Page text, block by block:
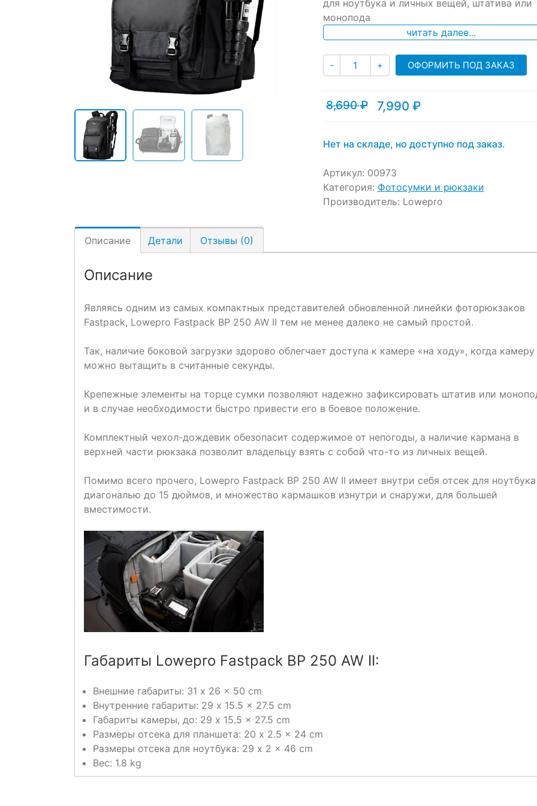
для ноутбука и личных вещей, штатива или
монопода
читать далее...
- Количество
+ ОФОРМИТЬ ПОД ЗАКАЗ
8,690₽
Первоначальная
8,690 ₽.
7,990 ₽
Текущая
Нет на складе, но доступно под заказ.
Артикул: 00973
Категория: Фотосумки и рюкзаки
Производитель: Lowepro
Описание Детали Отзывы (0)
Описание
Являясь одним из самых компактных представителей обновленной линейки фоторюкзаков
Fastpack, Lowepro Fastpack BP 250 AW II тем не менее далеко не самый простой.
Так, наличие боковой загрузки здорово облегчает доступа к камере «на ходу», когда камеру
можно вытащить в считанные секунды.
Крепежные элементы на торце сумки позволяют надежно зафиксировать штатив или
и в случае необходимости быстро привести его в боевое положение.
Комплектный чехол-дождевик обезопасит содержимое от непогоды, а наличие кармана в
верхней части рюкзака позволит владельцу взять с собой что-то из личных вещей.
Помимо всего прочего, Lowepro Fastpack BP 250 AW II имеет внутри себя отсек для ноутбука
диагональю до 15 дюймов, и множество кармашков изнутри и снаружи, для большей
вместимости.
Габариты Lowepro Fastpack BP 250 AW II:
Внешние габариты: 31 x 26 x 50 cm
Внутренние габариты: 29 x 15.5 x 27.5 cm
Габариты камеры, до: 29 x 15.5 x 27.5 cm
Размеры отсека для планшета: 20 x 2.5 x 24 cm
Размеры отсека для ноутбука: 29 x 2 x 46 cm
Вес: 1.8 kg